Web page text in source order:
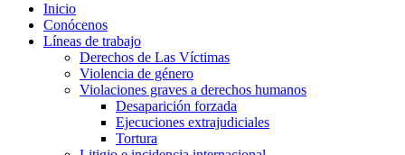
Inicio
Conócenos
Líneas de trabajo
Derechos de Las Víctimas
Violencia de género
Violaciones graves a derechos humanos
Desaparición forzada​
Ejecuciones extrajudiciales
Tortura